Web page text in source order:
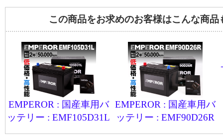
この商品をお求めのお客様はこんな商品
EMPEROR : 国産車用バ
ッテリー : EMF105D31L
EMPEROR : 国産車用バ
ッテリー : EMF90D26R